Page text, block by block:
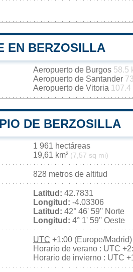
EN BERZOSILLA
Aeropuerto de Burgos 58.5
Aeropuerto de Santander
Aeropuerto de Vitoria 107.4
DE BERZOSILLA
1 961 hectáreas
19,61 km² (7,57 sq mi)
828 metros de altitud
Latitud: 42.7831
Longitud: -4.03306
Latitud: 42° 46' 59'' Norte
Longitud: 4° 1' 59'' Oeste
UTC +1:00 (Europe/Madrid)
Horario de verano : UTC
Horario de invierno : UTC